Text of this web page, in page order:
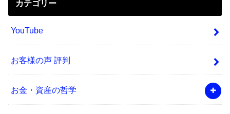
カテゴリー
YouTube
お客様の声 評判
お金・資産の哲学